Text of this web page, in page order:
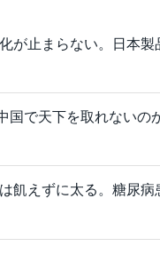
が止まらない。日本
国で天下を取れないの
飢えずに太る。糖尿